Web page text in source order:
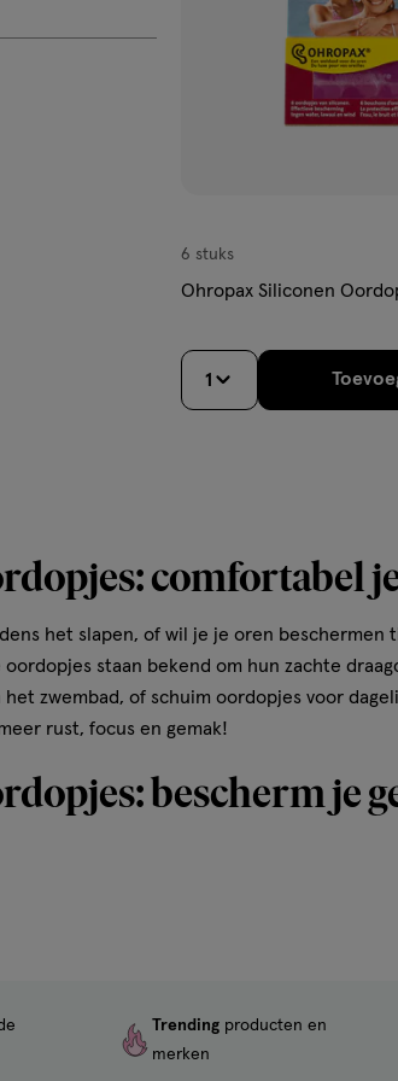
6 stuks
Ohropax Siliconen
1
comfortabel
het slapen, of wil je je oren beschermen
staan bekend om hun zachte
zwembad, of schuim oordopjes voor
rust, focus en gemak!
bescherm je
genieten van stilte en comfort, waar je ook
of reizen: Ohropax Music oordopjes
Trending producten en
merken